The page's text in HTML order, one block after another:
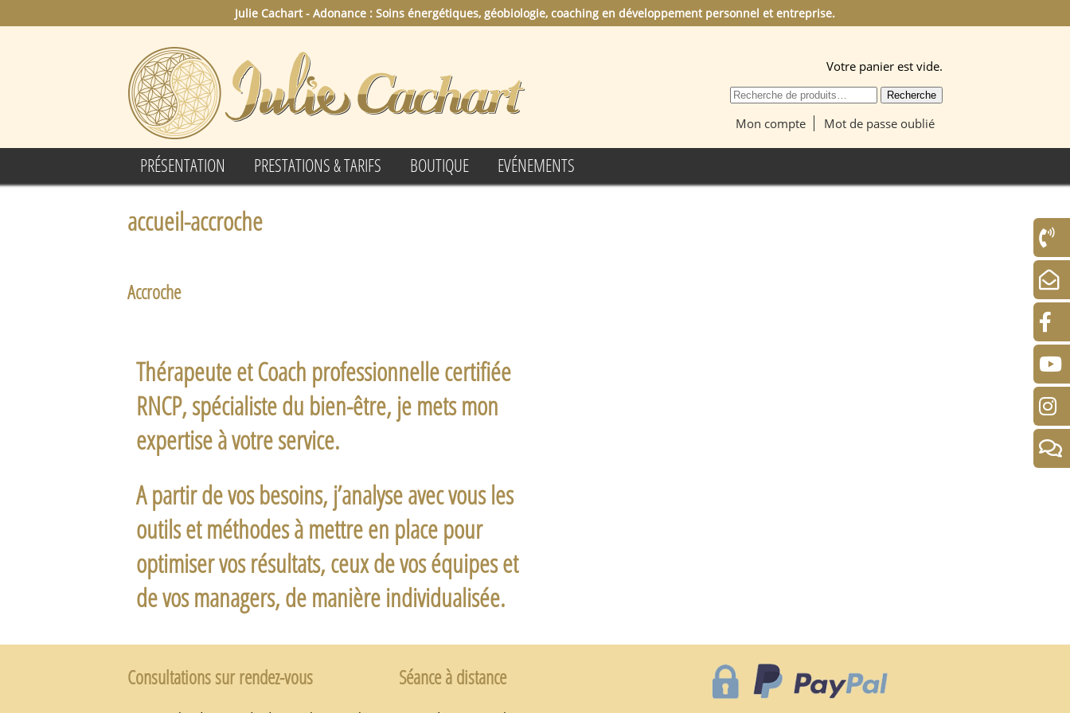
Julie Cachart - Adonance : Soins énergétiques, géobiologie, coaching en développement personnel et entreprise.
Votre panier est vide.
Recherche
Recherche
Mon compte Mot de passe oublié
PRÉSENTATION PRESTATIONS & TARIFS BOUTIQUE EVÉNEMENTS
accueil-accroche
Accroche
Thérapeute et Coach professionnellecertifiée
RNCP, spécialiste du bien-être, je mets mon
expertise à votre service.
A partir de vos besoins, j’analyse avec vous les
outils et méthodes à mettre en place pour
optimiser vos résultats, ceux de vos équipes et
de vos managers, de manière individualisée.
Consultations sur rendez-vous Séance à distance